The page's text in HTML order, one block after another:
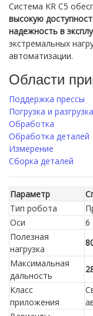
Система KR C5
высокую
надежность в
экстремальных
автоматизации.
Области
Поддержка прессы
Погрузка и
Обработка
Обработка деталей
Измерение
Сборка деталей
Параметр
Тип робота
Оси
6
Полезная
нагрузка
Максимальная
дальность
Класс
приложения